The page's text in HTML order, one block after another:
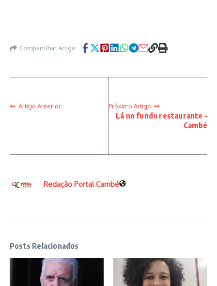
Compartilhar Artigo
Artigo Anterior Próximo Artigo
Lá no fundo restaurante –
Cambé
Redação Portal Cambé
Posts Relacionados